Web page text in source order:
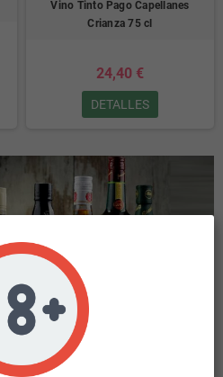
Vino Tinto Pago Capellanes
Crianza 75 cl
24,40 €
DETALLES